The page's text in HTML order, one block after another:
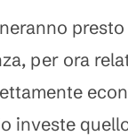
presto
per ora
investe